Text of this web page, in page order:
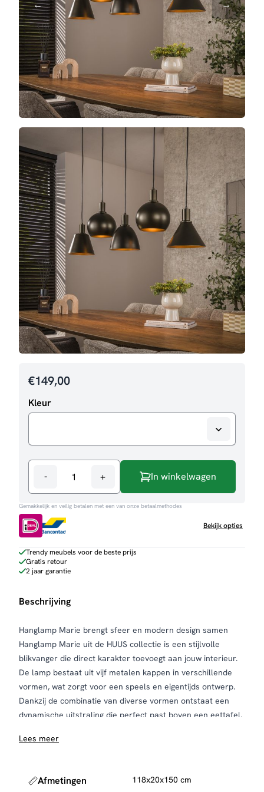
€149,00
Kleur
-
Hanglamp
Marie
aantal
+ In winkelwagen
Gemakkelijk en veilig betalen met een van onze betaalmethodes
Bekijk opties
Trendy meubels voor de beste prijs
Gratis retour
2 jaar garantie
Beschrijving
Hanglamp Marie brengt sfeer en modern design samen
Hanglamp Marie uit de HUUS collectie is een stijlvolle
blikvanger die direct karakter toevoegt aan jouw interieur.
De lamp bestaat uit vijf metalen kappen in verschillende
vormen, wat zorgt voor een speels en eigentijds ontwerp.
Dankzij de combinatie van diverse vormen ontstaat een
dynamische uitstraling die perfect past boven een eettafel,
De hanglamp is verkrijgbaar in de kleuren beige en brons,
bijpassende kleur, wat zorgt voor een rustig en harmonieus
Lees meer
Afmetingen 118x20x150 cm